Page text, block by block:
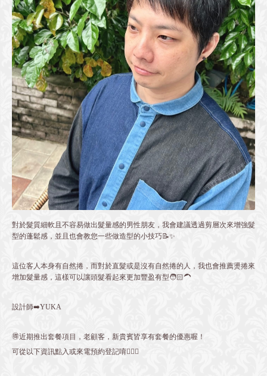
對於髮質細軟且不容易做出髮量感的男性朋友，我會建議透過剪層次來增強髮
型的蓬鬆感，並且也會教您一些做造型的小技巧📝✨
這位客人本身有自然捲，而對於直髮或是沒有自然捲的人，我也會推薦燙捲來
增加髮量感，這樣可以讓頭髮看起來更加豐盈有型🧑🏻‍🦱
設計師➡️YUKA
🉐近期推出套餐項目，老顧客，新貴賓皆享有套餐的優惠喔！
可從以下資訊點入或來電預約登記唷💁🏻‍♀️